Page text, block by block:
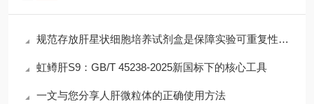
规范存放肝星状细胞培养试剂盒是保障实验可重复性的主要环节
虹鳟肝S9：GB/T 45238-2025新国标下的核心工具
一文与您分享人肝微粒体的正确使用方法